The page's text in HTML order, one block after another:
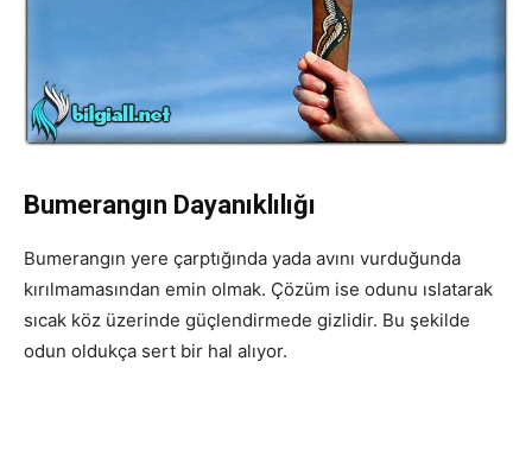
Bumerangın Dayanıklılığı
Bumerangın yere çarptığında yada avını vurduğunda
kırılmamasından emin olmak. Çözüm ise odunu ıslatarak
sıcak köz üzerinde güçlendirmede gizlidir. Bu şekilde
odun oldukça sert bir hal alıyor.